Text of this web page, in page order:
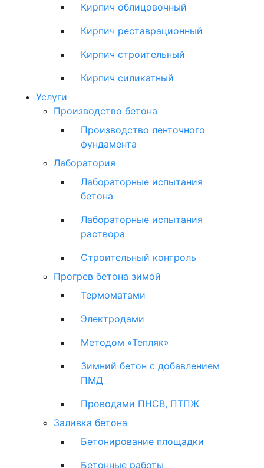
Кирпич облицовочный
Кирпич реставрационный
Кирпич строительный
Кирпич силикатный
Услуги
Производство бетона
Производство ленточного
фундамента
Лаборатория
Лабораторные испытания
бетона
Лабораторные испытания
раствора
Строительный контроль
Прогрев бетона зимой
Термоматами
Электродами
Методом «Тепляк»
Зимний бетон с добавлением
ПМД
Проводами ПНСВ, ПТПЖ
Заливка бетона
Бетонирование площадки
Бетонные работы